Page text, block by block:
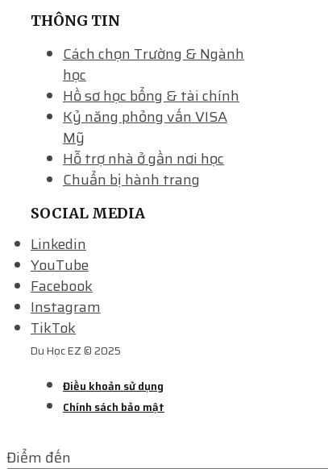
THÔNG TIN
Cách chọn Trường & Ngành
học
Hồ sơ học bổng & tài chính
Kỷ năng phỏng vấn VISA
Mỹ
Hỗ trợ nhà ở gần nơi học
Chuẩn bị hành trang
SOCIAL MEDIA
Linkedin
YouTube
Facebook
Instagram
TikTok
Du Học EZ © 2025
Điều khoản sử dụng
Chính sách bảo mật
Điểm đến